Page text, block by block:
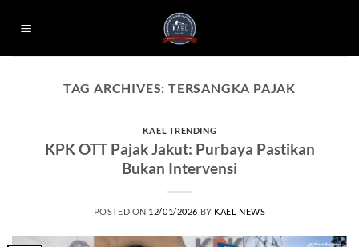
TAG ARCHIVES:TERSANGKA PAJAK
KAEL TRENDING
KPK OTT Pajak Jakut: Purbaya Pastikan
Bukan Intervensi
POSTED ON 12/01/2026 BY KAEL NEWS